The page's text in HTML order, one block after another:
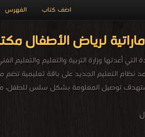
الفهرس اضف كتاب
لرياض الأطفال
ويعتمد نظام التعليم الجديد على باقة
توصيل المعلومة بشكل سلس للطفل،